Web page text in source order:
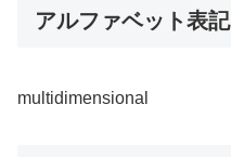
アルファベット表記
multidimensional